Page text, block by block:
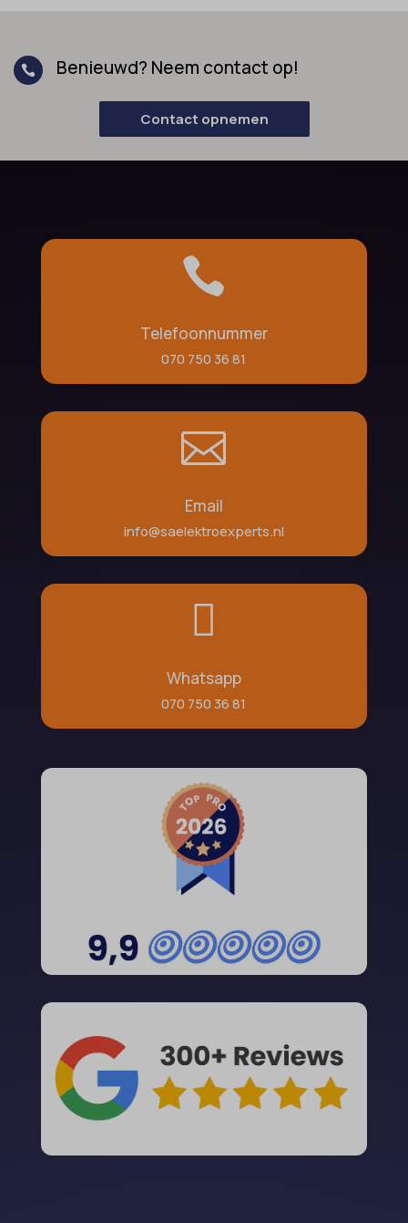
 Benieuwd? Neem contact op!
Contact opnemen

Telefoonnummer
070 750 36 81

Email
info@saelektroexperts.nl

Whatsapp
070 750 36 81